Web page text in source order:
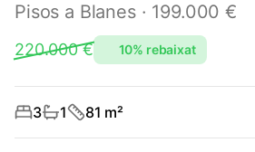
Pisos a Blanes· 199.000 €
220.000€ 10% rebaixat
3 1 81 m²